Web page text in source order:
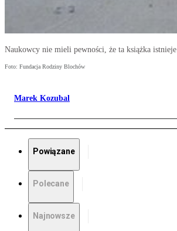
Naukowcy nie mieli pewności, że ta książka istnieje
Foto: Fundacja Rodziny Blochów
Marek Kozubal
Powiązane
Polecane
Najnowsze